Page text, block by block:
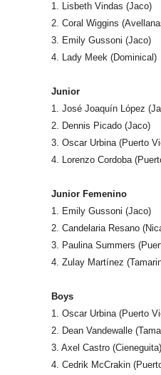
1. Lisbeth Vindas (Jaco)
2. Coral Wiggins
3. Emily Gussoni (Jaco)
4. Lady Meek (Dominical)
Junior
1. José Joaquín López
2. Dennis Picado (Jaco)
3. Oscar Urbina (Puerto
4. Lorenzo Cordoba
Junior Femenino
1. Emily Gussoni (Jaco)
2. Candelaria Resano
3. Paulina Summers
4. Zulay Martínez
Boys
1. Oscar Urbina (Puerto
2. Dean Vandewalle
3. Axel Castro (Cieneguita)
4. Cedrik McCrakin